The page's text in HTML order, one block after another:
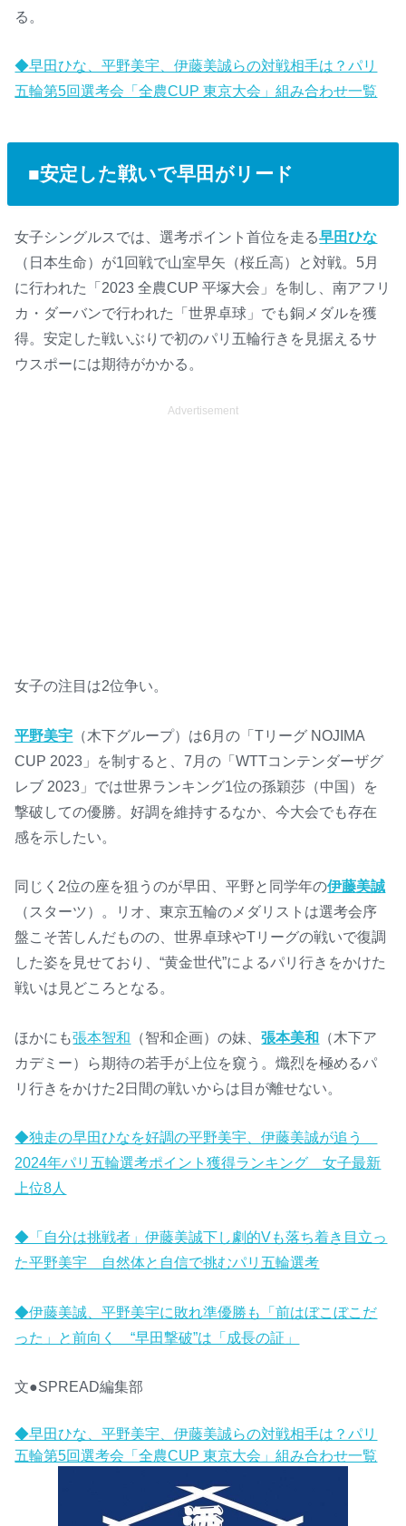
る。
◆早田ひな、平野美宇、伊藤美誠らの対戦相手は？パリ
五輪第5回選考会「全農CUP 東京大会」組み合わせ一覧
■安定した戦いで早田がリード
女子シングルスでは、選考ポイント首位を走る早田ひな
（日本生命）が1回戦で山室早矢（桜丘高）と対戦。5月
に行われた「2023 全農CUP 平塚大会」を制し、南アフリ
カ・ダーバンで行われた「世界卓球」でも銅メダルを獲
得。安定した戦いぶりで初のパリ五輪行きを見据えるサ
ウスポーには期待がかかる。
Advertisement
女子の注目は2位争い。
平野美宇 （木下グループ）は6月の「Tリーグ NOJIMA
CUP 2023」を制すると、7月の「WTTコンテンダーザグ
レブ 2023」では世界ランキング1位の孫穎莎（中国）を
撃破しての優勝。好調を維持するなか、今大会でも存在
感を示したい。
同じく2位の座を狙うのが早田、平野と同学年の伊藤美誠
（スターツ）。リオ、東京五輪のメダリストは選考会序
盤こそ苦しんだものの、世界卓球やTリーグの戦いで復調
した姿を見せており、“黄金世代”によるパリ行きをかけた
戦いは見どころとなる。
ほかにも張本智和 （智和企画）の妹、張本美和 （木下ア
カデミー）ら期待の若手が上位を窺う。熾烈を極めるパ
リ行きをかけた2日間の戦いからは目が離せない。
◆独走の早田ひなを好調の平野美宇、伊藤美誠が追う
2024年パリ五輪選考ポイント獲得ランキング 女子最新
上位8人
◆「自分は挑戦者」伊藤美誠下し劇的Vも落ち着き目立っ
た平野美宇 自然体と自信で挑むパリ五輪選考
◆伊藤美誠、平野美宇に敗れ準優勝も「前はぼこぼこだ
った」と前向く “早田撃破”は「成長の証」
文●SPREAD編集部
◆早田ひな、平野美宇、伊藤美誠らの対戦相手は？パリ
五輪第5回選考会「全農CUP 東京大会」組み合わせ一覧